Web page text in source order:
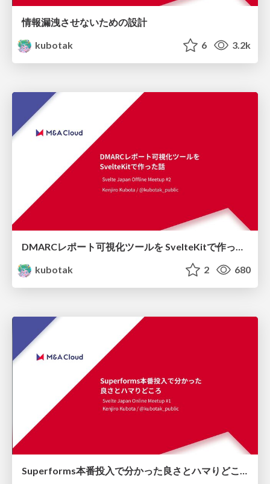
情報漏洩させないための設計
kubotak
6 3.2k
DMARCレポート可視化ツールを SvelteKitで作った話
kubotak
2 680
Superforms本番投入で分かった良さとハマりどころ